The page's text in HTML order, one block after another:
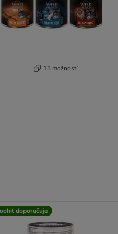
13 možností
doporučuje